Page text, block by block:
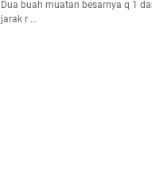
Dua buah muatan besarnya q 1
jarak r …